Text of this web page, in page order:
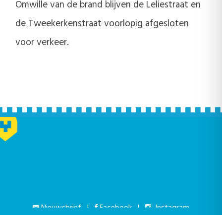
Omwille van de brand blijven de Leliestraat en
de Tweekerkenstraat voorlopig afgesloten
voor verkeer.
Nieuwsbrief | Facebook |
Instagram